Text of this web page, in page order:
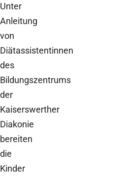
Unter
Anleitung
von
Diätassistentinnen
des
Bildungszentrums
der
Kaiserswerther
Diakonie
bereiten
die
Kinder